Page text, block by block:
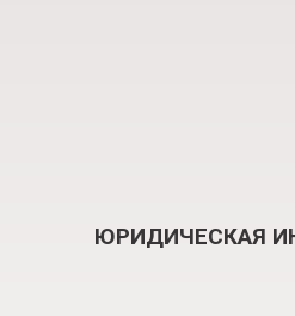
ЮРИДИЧЕСКАЯ